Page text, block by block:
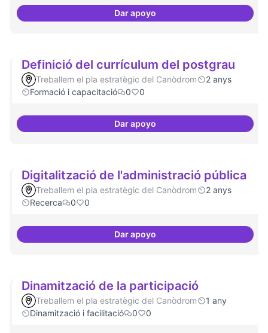
Dar apoyodecidim.canodrom
Definició del currículum del postgrau
Treballem el pla estratègic del Canòdrom
2 anys
Formació i capacitació
0 0
Dar apoyoDefinició del currículum del
Digitalització de l'administració pública
Treballem el pla estratègic del Canòdrom
2 anys
Recerca
0 0
Dar apoyoDigitalització de l'administració
Dinamització de la participació
Treballem el pla estratègic del Canòdrom
1 any
Dinamització i facilitació
0 0